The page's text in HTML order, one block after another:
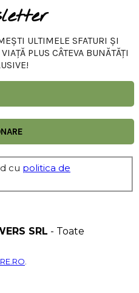
ULTIMELE SFATURI ȘI
PLUS CÂTEVA BUNĂTĂȚI
cu politica de
SRL - Toate